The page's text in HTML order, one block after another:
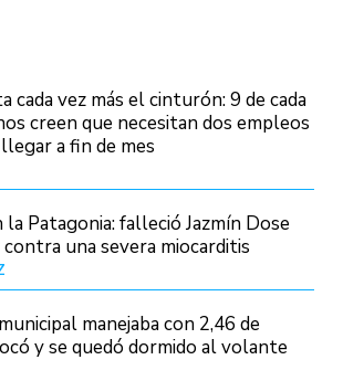
cada vez más el cinturón: 9 de cada
creen que necesitan dos empleos
a fin de mes
la Patagonia: falleció Jazmín Dose
una severa miocarditis
manejaba con 2,46 de
y se quedó dormido al volante